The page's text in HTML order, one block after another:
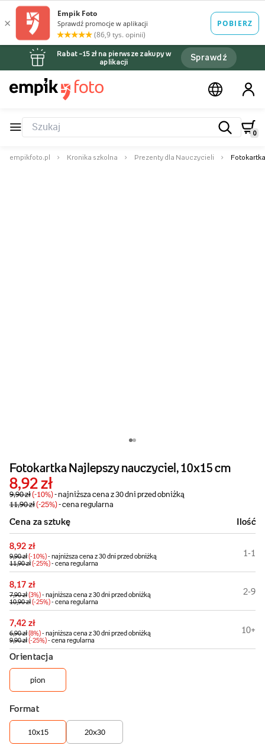
Rabat –15 zł na pierwsze zakupy w
aplikacji
Sprawdź
0
empikfoto.pl Kronika szkolna Prezenty dla Nauczycieli